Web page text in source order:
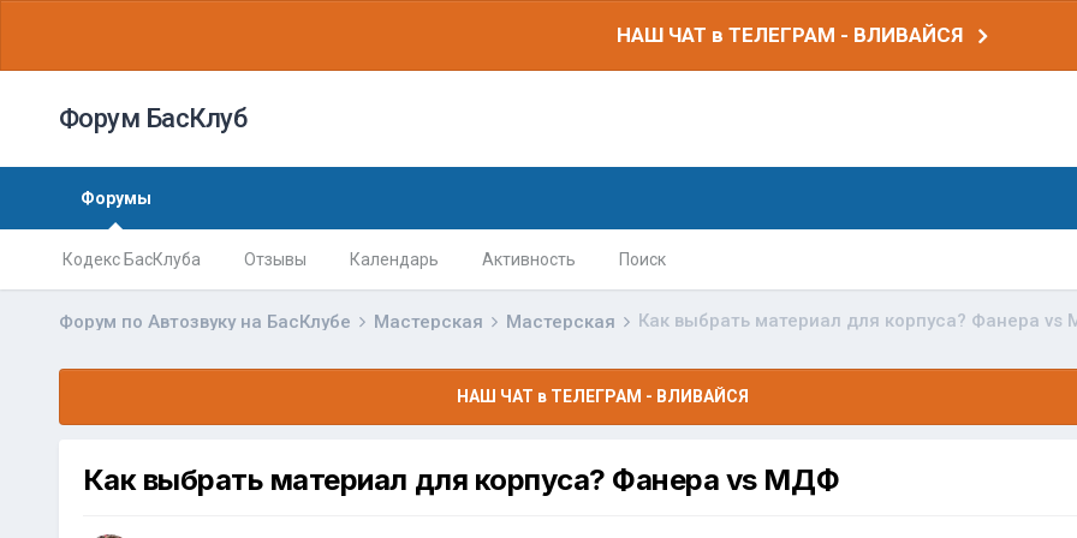
НАШ ЧАТ в ТЕЛЕГРАМ - ВЛИВАЙСЯ
Форум БасКлуб
Форумы
Кодекс БасКлуба Отзывы Календарь Активность Поиск
Форум по Автозвуку на БасКлубе Мастерская Мастерская Как выбрать материал для корпуса? Фанера
НАШ ЧАТ в ТЕЛЕГРАМ - ВЛИВАЙСЯ
Как выбрать материал для корпуса? Фанера vs МДФ